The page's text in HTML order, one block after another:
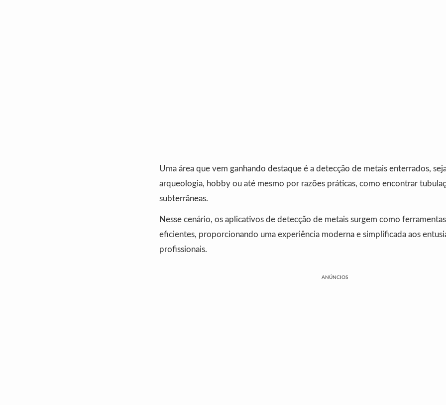
Uma área que vem ganhando destaque é a detecção de metais enterrados,
arqueologia, hobby ou até mesmo por razões práticas, como encontrar
subterrâneas.
Nesse cenário, os aplicativos de detecção de metais surgem como
eficientes, proporcionando uma experiência moderna e simplificada aos
profissionais.
ANÚNCIOS